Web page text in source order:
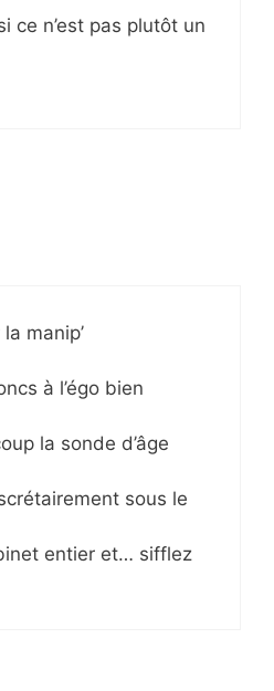
ce n’est pas plutôt un
manip’
à l’égo bien
la sonde d’âge
sous le
entier et… sifflez